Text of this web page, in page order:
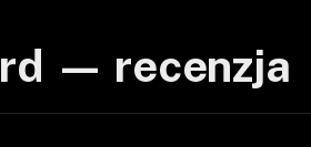
— recenzja